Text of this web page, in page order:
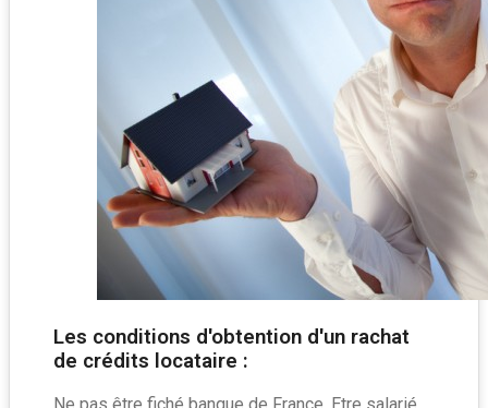
Les conditions d'obtention d'un rachat
de crédits locataire :
Ne pas être fiché banque de France. Etre salarié